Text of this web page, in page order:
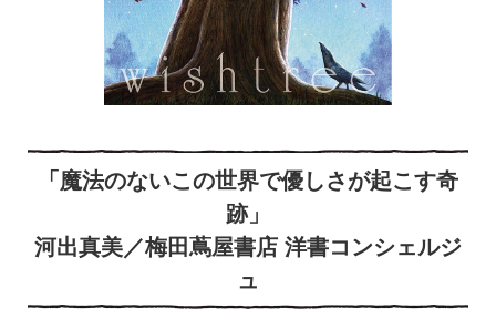
「魔法のないこの世界で優しさが起こす奇
跡」
河出真美／梅田蔦屋書店 洋書コンシェルジ
ュ